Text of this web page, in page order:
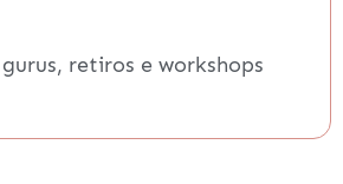
retiros e workshops